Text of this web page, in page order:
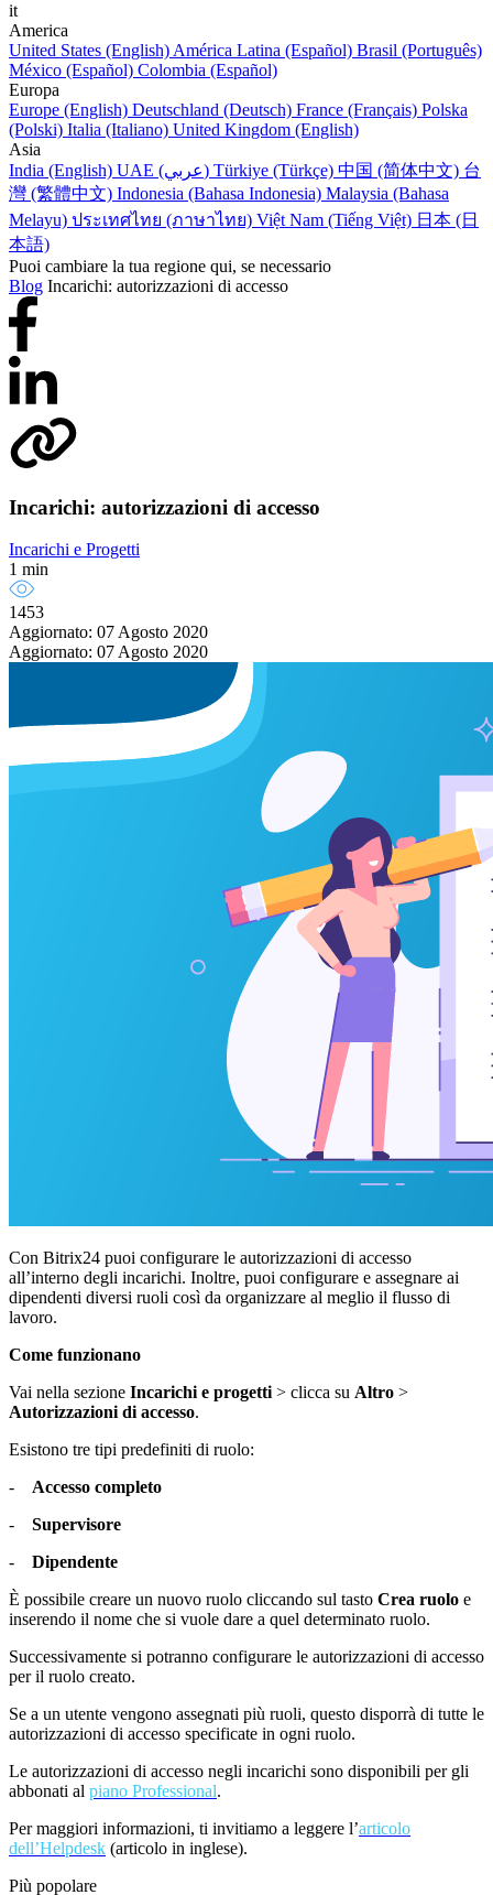
it
America
United States (English) América Latina (Español) Brasil (Português)
México (Español) Colombia (Español)
Europa
Europe (English) Deutschland (Deutsch) France (Français) Polska
(Polski) Italia (Italiano) United Kingdom (English)
Asia
India (English)
UAE (عربي) Türkiye (Türkçe) 中国 (简体中文) 台
灣 (繁體中文) Indonesia (Bahasa Indonesia) Malaysia (Bahasa
Melayu) ประเทศไทย (ภาษาไทย) Việt Nam (Tiếng Việt) 日本 (日
本語)
Puoi cambiare la tua regione qui, se necessario
Blog Incarichi: autorizzazioni di accesso
Incarichi: autorizzazioni di accesso
Incarichi e Progetti
1 min
1453
Aggiornato: 07 Agosto 2020
Aggiornato: 07 Agosto 2020
Con Bitrix24 puoi configurare le autorizzazioni di accesso
all’interno degli incarichi. Inoltre, puoi configurare e assegnare ai
dipendenti diversi ruoli così da organizzare al meglio il flusso di
lavoro.
Come funzionano
Vai nella sezione Incarichi e progetti> clicca su Altro >
Autorizzazioni di accesso.
Esistono tre tipi predefiniti di ruolo:
- Accesso completo
- Supervisore
- Dipendente
È possibile creare un nuovo ruolo cliccando sul tasto Crea ruolo e
inserendo il nome che si vuole dare a quel determinato ruolo.
Successivamente si potranno configurare le autorizzazioni di accesso
per il ruolo creato.
Se a un utente vengono assegnati più ruoli, questo disporrà di tutte le
autorizzazioni di accesso specificate in ogni ruolo.
Le autorizzazioni di accesso negli incarichi sono disponibili per gli
abbonati al piano Professional.
Per maggiori informazioni, ti invitiamo a leggere l’articolo
dell’Helpdesk (articolo in inglese).
Più popolare